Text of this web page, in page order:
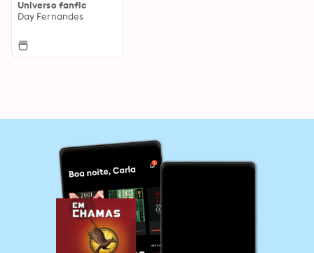
Universo fanfic
Day Fernandes